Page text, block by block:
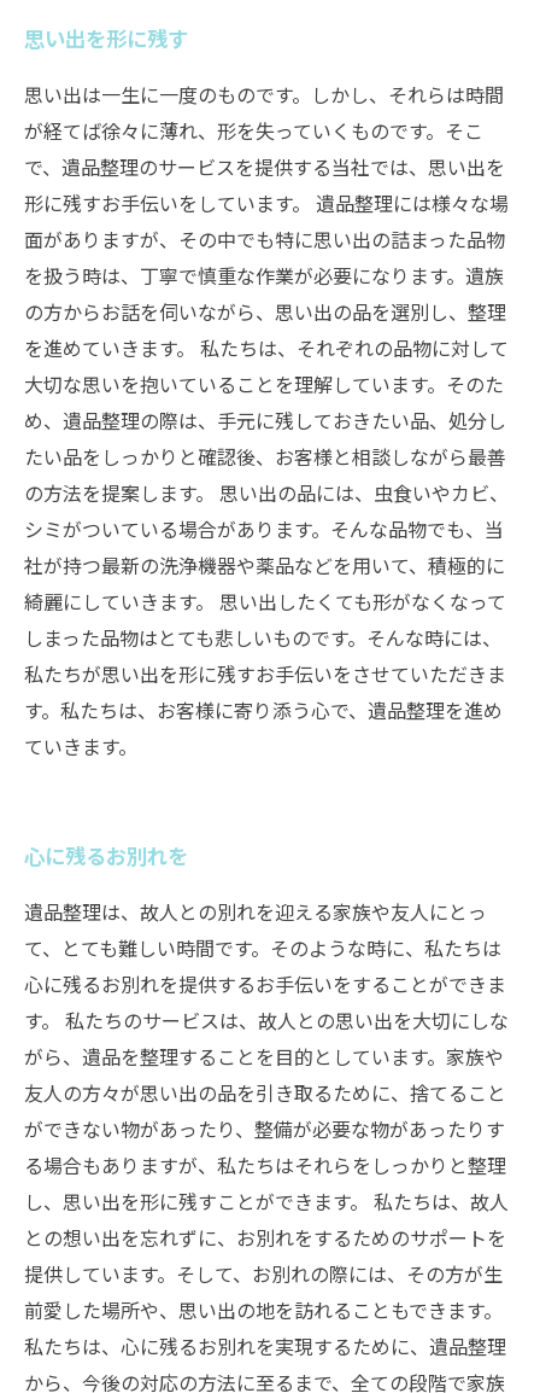
思い出を形に残す
思い出は一生に一度のものです。しかし、それらは時間
が経てば徐々に薄れ、形を失っていくものです。そこ
で、遺品整理のサービスを提供する当社では、思い出を
形に残すお手伝いをしています。 遺品整理には様々な場
面がありますが、その中でも特に思い出の詰まった品物
を扱う時は、丁寧で慎重な作業が必要になります。遺族
の方からお話を伺いながら、思い出の品を選別し、整理
を進めていきます。 私たちは、それぞれの品物に対して
大切な思いを抱いていることを理解しています。そのた
め、遺品整理の際は、手元に残しておきたい品、処分し
たい品をしっかりと確認後、お客様と相談しながら最善
の方法を提案します。 思い出の品には、虫食いやカビ、
シミがついている場合があります。そんな品物でも、当
社が持つ最新の洗浄機器や薬品などを用いて、積極的に
綺麗にしていきます。 思い出したくても形がなくなって
しまった品物はとても悲しいものです。そんな時には、
私たちが思い出を形に残すお手伝いをさせていただきま
す。私たちは、お客様に寄り添う心で、遺品整理を進め
ていきます。
心に残るお別れを
遺品整理は、故人との別れを迎える家族や友人にとっ
て、とても難しい時間です。そのような時に、私たちは
心に残るお別れを提供するお手伝いをすることができま
す。 私たちのサービスは、故人との思い出を大切にしな
がら、遺品を整理することを目的としています。家族や
友人の方々が思い出の品を引き取るために、捨てること
ができない物があったり、整備が必要な物があったりす
る場合もありますが、私たちはそれらをしっかりと整理
し、思い出を形に残すことができます。 私たちは、故人
との想い出を忘れずに、お別れをするためのサポートを
提供しています。そして、お別れの際には、その方が生
前愛した場所や、思い出の地を訪れることもできます。
私たちは、心に残るお別れを実現するために、遺品整理
から、今後の対応の方法に至るまで、全ての段階で家族